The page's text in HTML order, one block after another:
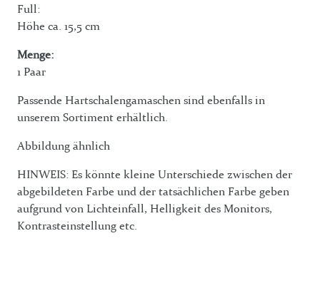
Full:
Höhe ca. 15,5 cm
Menge:
1 Paar
Passende Hartschalengamaschen sind ebenfalls in
unserem Sortiment erhältlich.
Abbildung ähnlich
HINWEIS: Es könnte kleine Unterschiede zwischen der
abgebildeten Farbe und der tatsächlichen Farbe geben
aufgrund von Lichteinfall, Helligkeit des Monitors,
Kontrasteinstellung etc.